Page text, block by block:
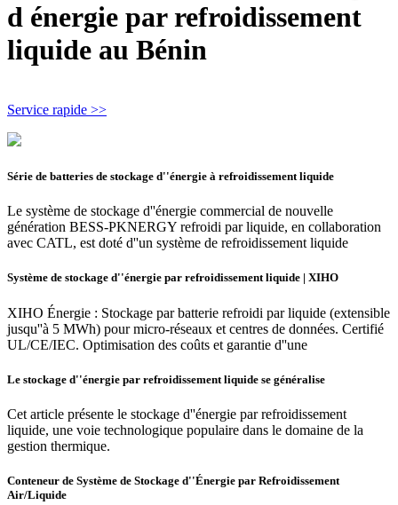
d énergie par refroidissement
liquide au Bénin
Service rapide >>
Série de batteries de stockage d''énergie à refroidissement liquide
Le système de stockage d''énergie commercial de nouvelle
génération BESS-PKNERGY refroidi par liquide, en collaboration
avec CATL, est doté d''un système de refroidissement liquide
Système de stockage d''énergie par refroidissement liquide | XIHO
XIHO Énergie : Stockage par batterie refroidi par liquide (extensible
jusqu''à 5 MWh) pour micro-réseaux et centres de données. Certifié
UL/CE/IEC. Optimisation des coûts et garantie d''une
Le stockage d''énergie par refroidissement liquide se généralise
Cet article présente le stockage d''énergie par refroidissement
liquide, une voie technologique populaire dans le domaine de la
gestion thermique.
Conteneur de Système de Stockage d''Énergie par Refroidissement
Air/Liquide